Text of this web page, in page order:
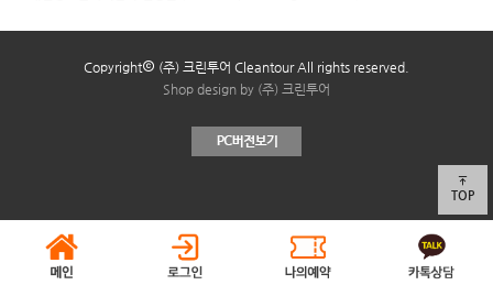
TOP
Copyright
(주) 크린투어 Cleantour All rights reserved.
Shop design by (주) 크린투어